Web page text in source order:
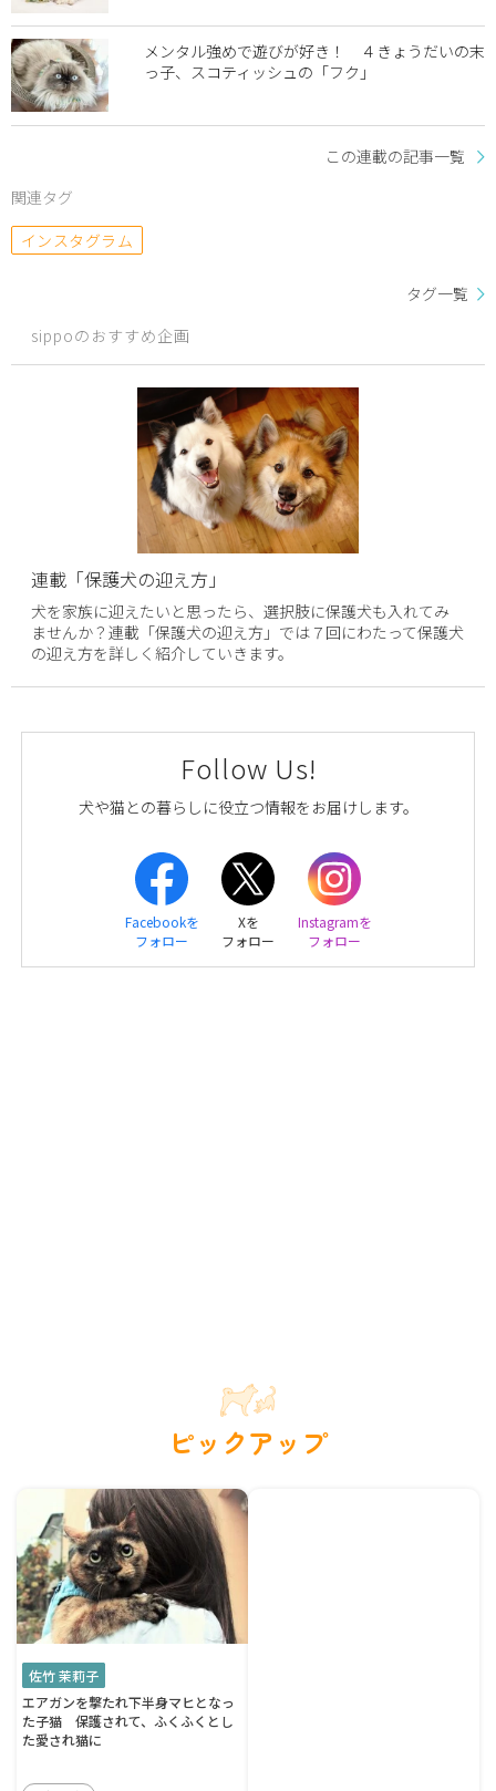
メンタル強めで遊びが好き！ ４きょうだいの末
っ子、スコティッシュの「フク」
この連載の記事一覧
関連タグ
インスタグラム
タグ一覧
sippoのおすすめ企画
連載「保護犬の迎え方」
犬を家族に迎えたいと思ったら、選択肢に保護犬も入れてみ
ませんか？連載「保護犬の迎え方」では７回にわたって保護犬
の迎え方を詳しく紹介していきます。
Follow Us!
犬や猫との暮らしに役立つ情報をお届けします。
Facebookを
フォロー
Xを
フォロー
Instagramを
フォロー
ピックアップ
佐竹 茉莉子
エアガンを撃たれ下半身マヒとなっ
た子猫 保護されて、ふくふくとし
た愛され猫に